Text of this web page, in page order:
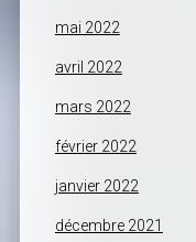
mai 2022
avril 2022
mars 2022
février 2022
janvier 2022
décembre 2021